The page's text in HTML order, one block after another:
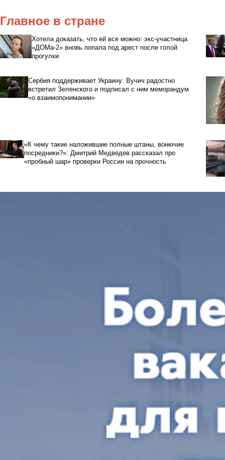
Главное в стране
Хотела доказать, что ей все можно: экс-участница
«ДОМа-2» вновь попала под арест после голой
прогулки
Сербия поддерживает Украину: Вучич радостно
встретил Зеленского и подписал с ним меморандум
«о взаимопонимании»
«К чему такие наложившие полные штаны, вонючие
посредники?»: Дмитрий Медведев рассказал про
«пробный шар» проверки России на прочность